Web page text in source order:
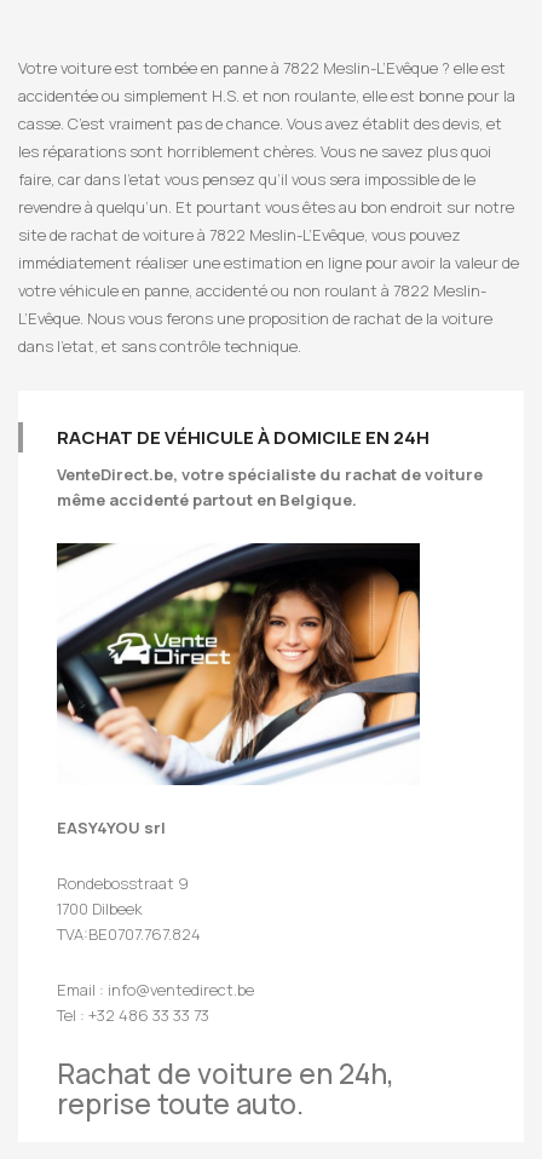
Votre voiture est tombée en panne à 7822 Meslin-L’Evêque ? elle est
accidentée ou simplement H.S. et non roulante, elle est bonne pour la
casse. C’est vraiment pas de chance. Vous avez établit des devis, et
les réparations sont horriblement chères. Vous ne savez plus quoi
faire, car dans l’etat vous pensez qu’il vous sera impossible de le
revendre à quelqu’un. Et pourtant vous êtes au bon endroit sur notre
site de rachat de voiture à 7822 Meslin-L’Evêque, vous pouvez
immédiatement réaliser une estimation en ligne pour avoir la valeur de
votre véhicule en panne, accidenté ou non roulant à 7822 Meslin-
L’Evêque. Nous vous ferons une proposition de rachat de la voiture
dans l’etat, et sans contrôle technique.
RACHAT DE VÉHICULE À DOMICILE EN 24H
VenteDirect.be, votre spécialiste du rachat de voiture
même accidenté partout en Belgique.
EASY4YOU srl
Rondebosstraat 9
1700 Dilbeek
TVA:BE0707.767.824
Email : info@ventedirect.be
Tel : +32 486 33 33 73
Rachat de voiture en 24h,
reprise toute auto.